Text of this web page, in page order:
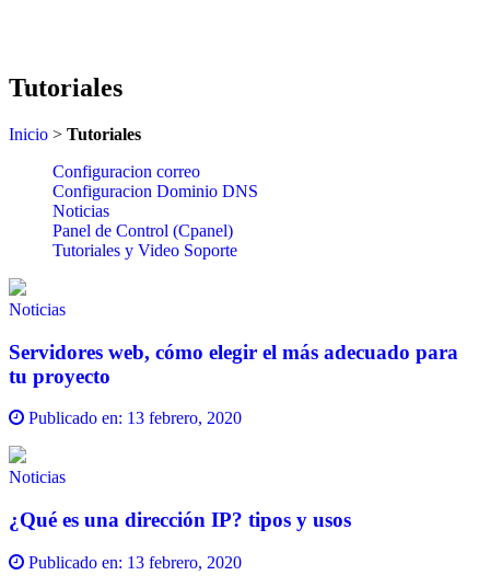
Tutoriales
Inicio > Tutoriales
Configuracion correo
Configuracion Dominio DNS
Noticias
Panel de Control (Cpanel)
Tutoriales y Video Soporte
Noticias
Servidores web, cómo elegir el más adecuado para
tu proyecto
Publicado en: 13 febrero, 2020
Noticias
¿Qué es una dirección IP? tipos y usos
Publicado en: 13 febrero, 2020